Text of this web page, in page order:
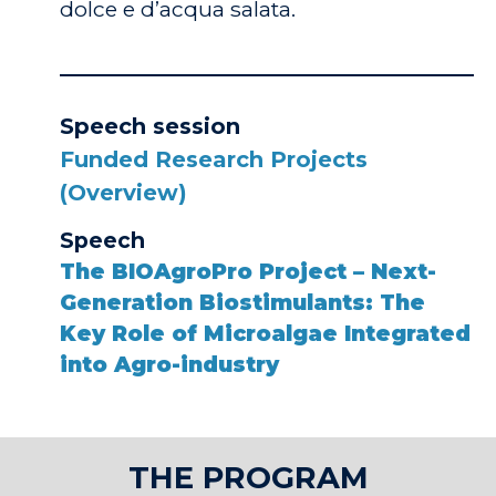
dolce e d’acqua salata.
Speech session
Funded Research Projects
(Overview)
Speech
The BIOAgroPro Project – Next-
Generation Biostimulants: The
Key Role of Microalgae Integrated
into Agro-industry
THE PROGRAM